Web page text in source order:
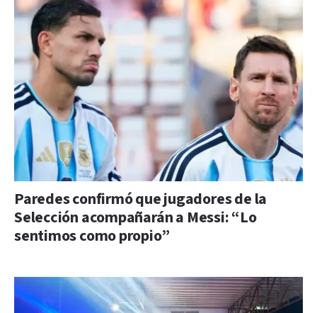
Paredes confirmó que jugadores de la
Selección acompañarán a Messi: “Lo
sentimos como propio”